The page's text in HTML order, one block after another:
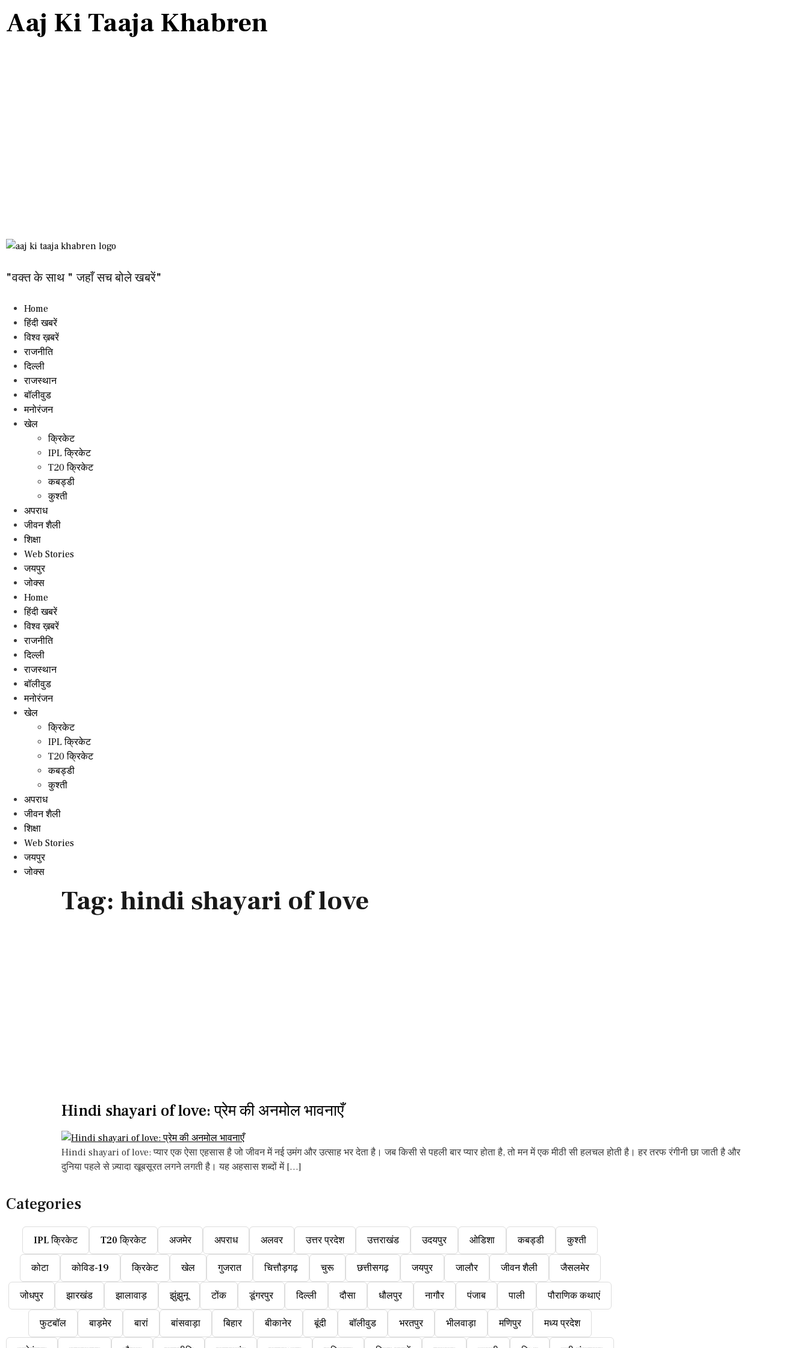
Aaj Ki Taaja Khabren
"वक्त के साथ " जहाँ सच बोले खबरें"
Home
हिंदी खबरें
विश्व ख़बरें
राजनीति
दिल्ली
राजस्थान
बॉलीवुड
मनोरंजन
खेल
क्रिकेट
IPL क्रिकेट
T20 क्रिकेट
कबड्डी
कुश्ती
अपराध
जीवन शैली
शिक्षा
Web Stories
जयपुर
जोक्स
Home
हिंदी खबरें
विश्व ख़बरें
राजनीति
दिल्ली
राजस्थान
बॉलीवुड
मनोरंजन
खेल
क्रिकेट
IPL क्रिकेट
T20 क्रिकेट
कबड्डी
कुश्ती
अपराध
जीवन शैली
शिक्षा
Web Stories
जयपुर
जोक्स
Tag: hindi shayari of love
Hindi shayari of love: प्रेम की अनमोल भावनाएँ
Hindi shayari of love: प्यार एक ऐसा एहसास है जो जीवन में नई उमंग और उत्साह भर देता है। जब किसी से पहली बार प्यार होता है, तो मन में एक मीठी सी हलचल होती है। हर तरफ रंगीनी छा जाती है और
दुनिया पहले से ज़्यादा खूबसूरत लगने लगती है। यह अहसास शब्दों में […]
Categories
IPL क्रिकेट T20 क्रिकेट अजमेर अपराध अलवर उत्तर प्रदेश उत्तराखंड उदयपुर ओडिशा कबड्डी कुश्ती
कोटा कोविड-19 क्रिकेट खेल गुजरात चित्तौड़गढ़ चुरू छत्तीसगढ़ जयपुर जालौर जीवन शैली जैसलमेर
जोधपुर झारखंड झालावाड़ झुंझुनू टोंक डूंगरपुर दिल्ली दौसा धौलपुर नागौर पंजाब पाली पौराणिक कथाएं
फुटबॉल बाड़मेर बारां बांसवाड़ा बिहार बीकानेर बूंदी बॉलीवुड भरतपुर भीलवाड़ा मणिपुर मध्य प्रदेश